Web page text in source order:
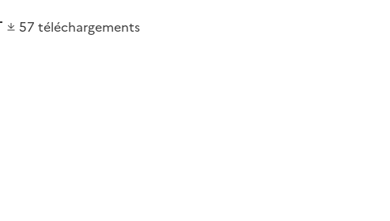
57 téléchargements